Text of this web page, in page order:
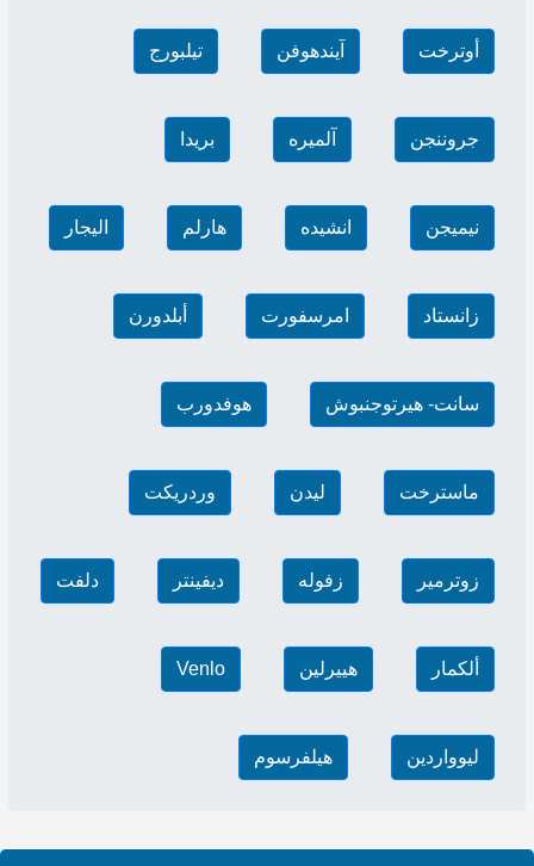
أوترخت آيندهوفن تيلبورج
جروننجن آلميره بريدا
نيميجن انشيده هارلم اليجار
زانستاد امرسفورت أبلدورن
سانت- هيرتوجنبوش هوفدورب
ماسترخت ليدن وردريكت
زوترمير زفوله ديفينتر دلفت
ألكمار هييرلين Venlo
ليوواردين هيلفرسوم